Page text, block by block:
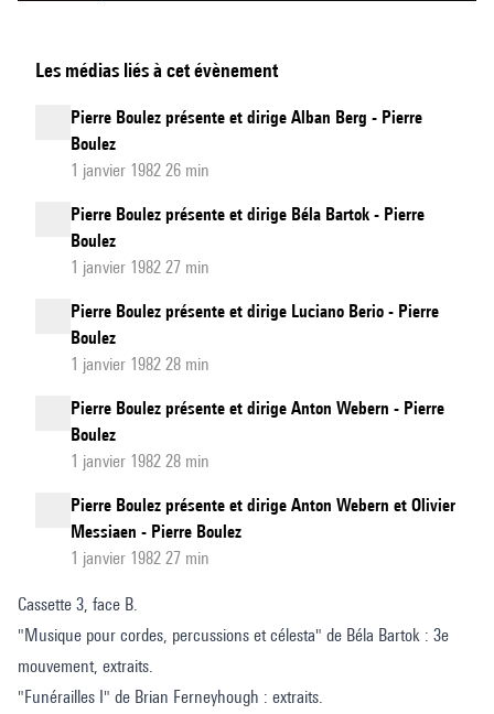
Les médias liés à cet évènement
Pierre Boulez présente et dirige Alban Berg - Pierre
Boulez
1 janvier 1982 26 min
Pierre Boulez présente et dirige Béla Bartok - Pierre
Boulez
1 janvier 1982 27 min
Pierre Boulez présente et dirige Luciano Berio - Pierre
Boulez
1 janvier 1982 28 min
Pierre Boulez présente et dirige Anton Webern - Pierre
Boulez
1 janvier 1982 28 min
Pierre Boulez présente et dirige Anton Webern et Olivier
Messiaen - Pierre Boulez
1 janvier 1982 27 min
Cassette 3, face B.
"Musique pour cordes, percussions et célesta" de Béla Bartok : 3e
mouvement, extraits.
"Funérailles I" de Brian Ferneyhough : extraits.